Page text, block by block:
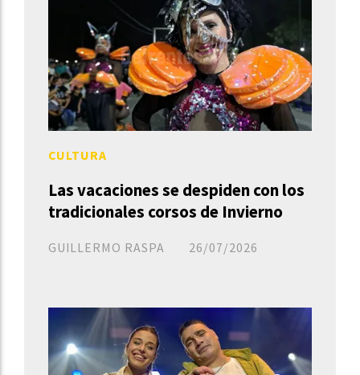
Las vacaciones se despiden con los
tradicionales corsos de Invierno
GUILLERMO RASPA
CULTURA
26/07/2026